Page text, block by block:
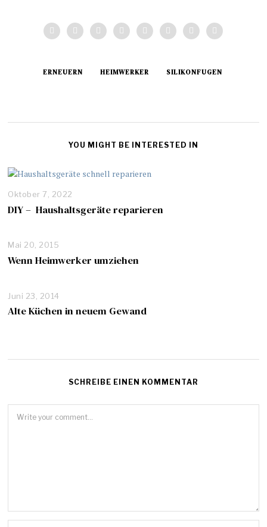
ERNEUERN HEIMWERKER SILIKONFUGEN
YOU MIGHT BE INTERESTED IN
Oktober 7, 2022
DIY – Haushaltsgeräte reparieren
Mai 20, 2015
Wenn Heimwerker umziehen
Juni 23, 2014
Alte Küchen in neuem Gewand
SCHREIBE EINEN KOMMENTAR